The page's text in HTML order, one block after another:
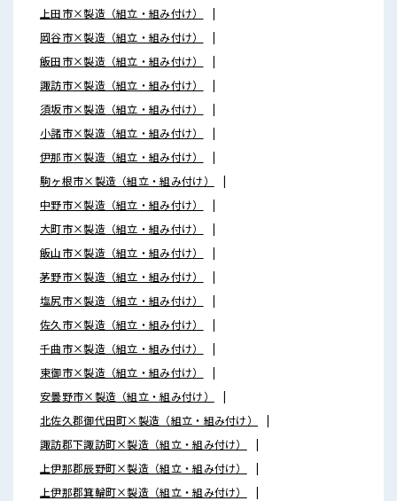
上田市×製造（組立・組み付け）
岡谷市×製造（組立・組み付け）
飯田市×製造（組立・組み付け）
諏訪市×製造（組立・組み付け）
須坂市×製造（組立・組み付け）
小諸市×製造（組立・組み付け）
伊那市×製造（組立・組み付け）
駒ヶ根市×製造（組立・組み付け）
中野市×製造（組立・組み付け）
大町市×製造（組立・組み付け）
飯山市×製造（組立・組み付け）
茅野市×製造（組立・組み付け）
塩尻市×製造（組立・組み付け）
佐久市×製造（組立・組み付け）
千曲市×製造（組立・組み付け）
東御市×製造（組立・組み付け）
安曇野市×製造（組立・組み付け）
北佐久郡御代田町×製造（組立・組み付け）
諏訪郡下諏訪町×製造（組立・組み付け）
上伊那郡辰野町×製造（組立・組み付け）
上伊那郡箕輪町×製造（組立・組み付け）